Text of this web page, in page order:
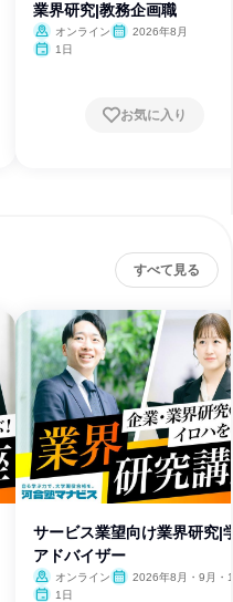
業界研究|教務企画職
オンライン
2026年8月
1日
お気に入り
すべて見る
サービス業望向け業界研究|
アドバイザー
オンライン
2026年8月・9月・
1日